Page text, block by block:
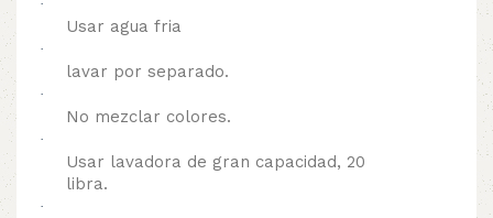
·
Usar agua fria
·
lavar por separado.
·
No mezclar colores.
·
Usar lavadora de gran capacidad, 20
libra.
·